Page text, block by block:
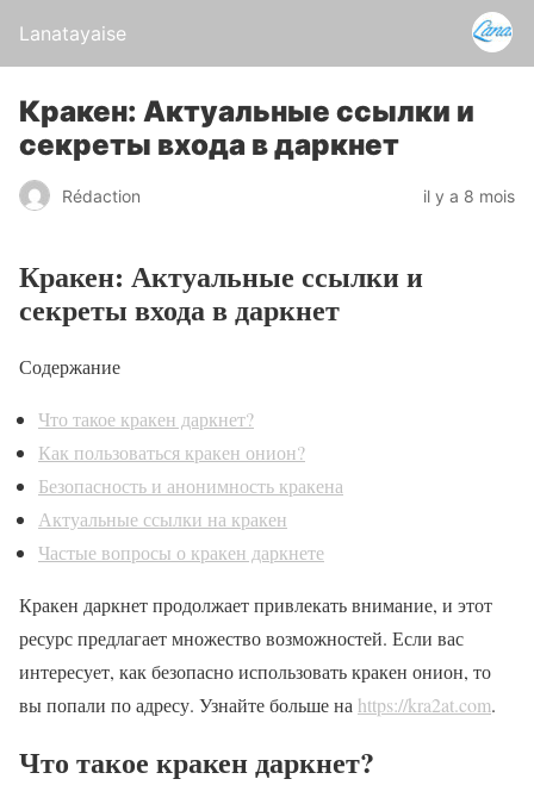
Lanatayaise
Кракен: Актуальные ссылки и
секреты входа в даркнет
Rédaction il y a 8 mois
Кракен: Актуальные ссылки и
секреты входа в даркнет
Содержание
Что такое кракен даркнет?
Как пользоваться кракен онион?
Безопасность и анонимность кракена
Актуальные ссылки на кракен
Частые вопросы о кракен даркнете
Кракен даркнет продолжает привлекать внимание, и этот
ресурс предлагает множество возможностей. Если вас
интересует, как безопасно использовать кракен онион, то
вы попали по адресу. Узнайте больше на https://kra2at.com.
Что такое кракен даркнет?